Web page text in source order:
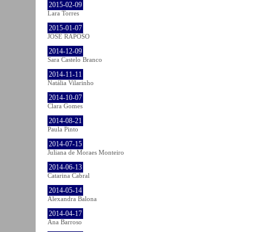
2015-02-09
Lara Torres
2015-01-07
JOSÉ RAPOSO
2014-12-09
Sara Castelo Branco
2014-11-11
Natália Vilarinho
2014-10-07
Clara Gomes
2014-08-21
Paula Pinto
2014-07-15
Juliana de Moraes Monteiro
2014-06-13
Catarina Cabral
2014-05-14
Alexandra Balona
2014-04-17
Ana Barroso